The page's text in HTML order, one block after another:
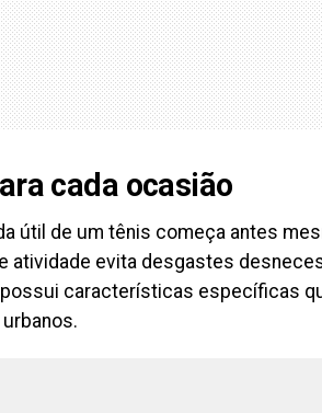
cada ocasião
útil de um tênis começa antes
atividade evita desgastes
características específicas